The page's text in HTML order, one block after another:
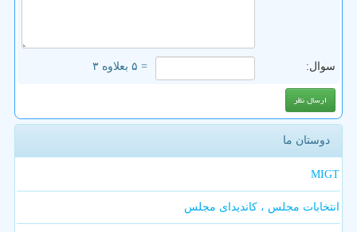
سوال: = ۵ بعلاوه ۳
دوستان ما
MIGT
انتخابات مجلس ، کاندیدای مجلس